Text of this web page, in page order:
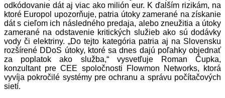
odkódovanie dát aj viac ako milión eur. K ďalším rizikám, na
ktoré Europol upozorňuje, patria útoky zamerané na získanie
dát s cieľom ich následného predaja, alebo zneužitia a útoky
zamerané na odstavenie kritických služieb ako sú dodávky
vody či elektriny. „Do tejto kategória patria aj na Slovensku
rozšírené DDoS útoky, ktoré sa dnes dajú poľahky objednať
za poplatok ako služba,“ vysvetľuje Roman Čupka,
konzultant pre CEE spoločnosti Flowmon Networks, ktorá
vyvíja pokročilé systémy pre ochranu a správu počítačových
sietí.